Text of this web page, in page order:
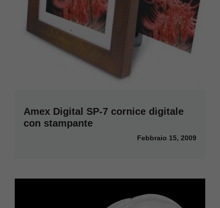
Amex Digital SP-7 cornice digitale
con stampante
Febbraio 15, 2009